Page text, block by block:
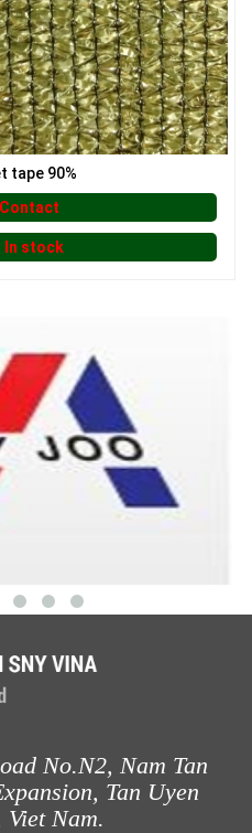
tape 90%
Contact
In stock
No.N2, Nam Tan
Tan Uyen
Nam.